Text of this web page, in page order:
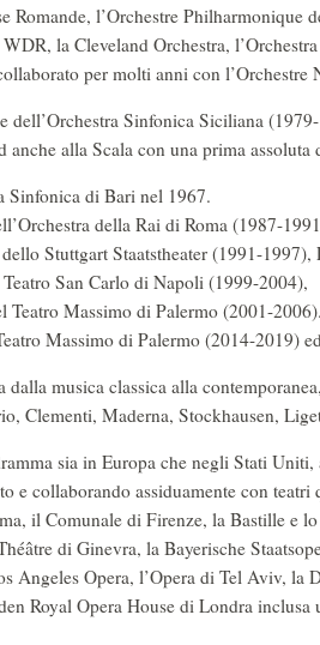
Romande, l’Orchestre Philharmonique
la Cleveland Orchestra,
per molti anni con l’Orchestre
dell’Orchestra Sinfonica Siciliana
anche alla Scala con una prima assoluta
Sinfonica di Bari nel 1967.
della Rai di Roma (1987-
Stuttgart Staatstheater (1991-1997),
San Carlo di Napoli (1999-2004),
Teatro Massimo di Palermo (2001-2006).
Massimo di Palermo (2014-2019)
dalla musica classica alla
Clementi, Maderna, Stockhausen,
sia in Europa che negli Stati
e collaborando assiduamente con
il Comunale di Firenze, la Bastille e
di Ginevra, la Bayerische
Angeles Opera, l’Opera di Tel Aviv, la
Royal Opera House di Londra